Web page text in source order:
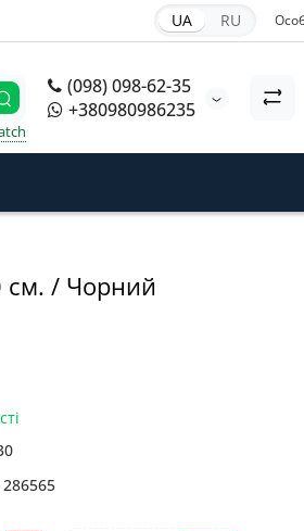
UA RU
(098) 098-62-35
+380980986235
см. / Чорний
286565